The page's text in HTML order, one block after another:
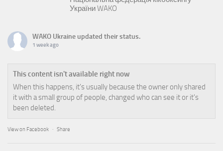
України WAKO
WAKO Ukraine updated their status.
1 week ago
This content isn't available right now
When this happens, it's usually because the owner only shared
it with a small group of people, changed who can see it or it's
been deleted.
View on Facebook · Share